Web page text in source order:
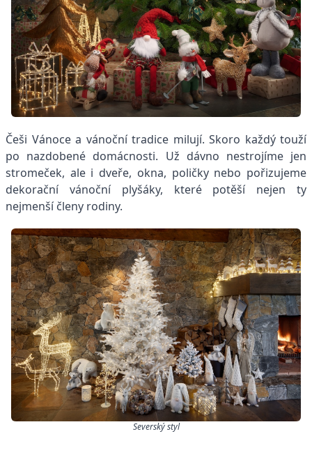
Češi Vánocea vánoční tradice milují. Skoro každý touží
po nazdobené domácnosti. Už dávno nestrojíme jen
stromeček, ale i dveře, okna, poličky nebo pořizujeme
dekorační vánoční plyšáky, které potěší nejen ty
nejmenší členy rodiny.
Severský styl